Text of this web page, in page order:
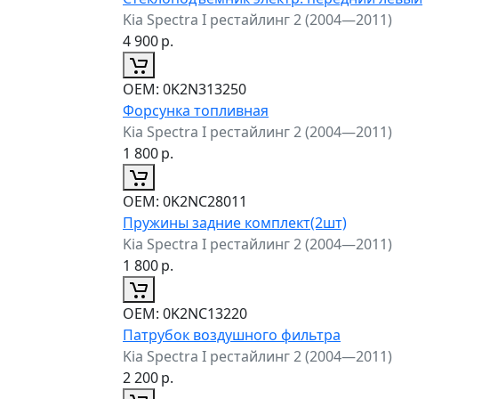
Kia Spectra I рестайлинг 2 (2004—2011)
4 900р.
ОЕМ: 0K2N313250
Форсунка топливная
Kia Spectra I рестайлинг 2 (2004—2011)
1 800р.
ОЕМ: 0K2NC28011
Пружины задние комплект(2шт)
Kia Spectra I рестайлинг 2 (2004—2011)
1 800р.
ОЕМ: 0K2NC13220
Патрубок воздушного фильтра
Kia Spectra I рестайлинг 2 (2004—2011)
2 200р.